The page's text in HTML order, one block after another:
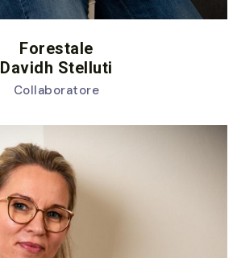
Forestale
Davidh Stelluti
Collaboratore